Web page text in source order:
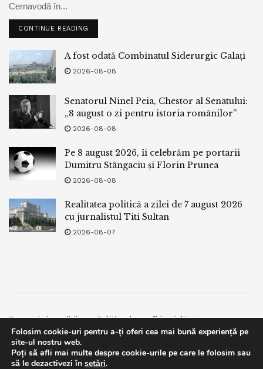
Cernavodă în...
CONTINUE READING
A fost odată Combinatul Siderurgic Galați
2026-08-08
Senatorul Ninel Peia, Chestor al Senatului:
„8 august o zi pentru istoria românilor”
2026-08-08
Pe 8 august 2026, îi celebrăm pe portarii
Dumitru Stângaciu și Florin Prunea
2026-08-08
Realitatea politică a zilei de 7 august 2026
cu jurnalistul Titi Sultan
2026-08-07
Termeni si conditii
Politica de confidentialitate
Facebook
Contact
© 2019bpnews- Business & Politics Newsbpnews.
Folosim cookie-uri pentru a-ți oferi cea mai bună experiență pe
site-ul nostru web.
Poți să afli mai multe despre cookie-urile pe care le folosim sau
să le dezactivezi în setări.
This website uses GDPR cookies. By continuing to use this